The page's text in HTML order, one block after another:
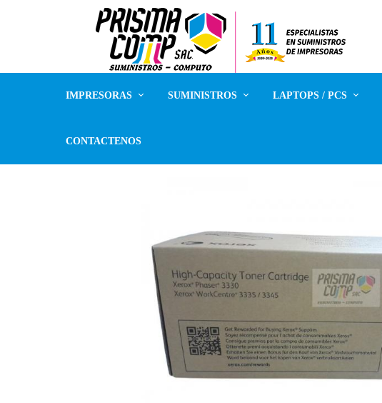
IMPRESORAS SUMINISTROS LAPTOPS / PCS
CONTACTENOS